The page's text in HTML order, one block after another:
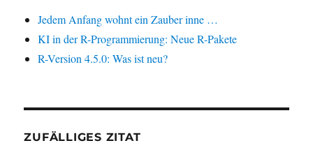
Jedem Anfang wohnt ein Zauber inne …
KI in der R-Programmierung: Neue R-Pakete
R-Version 4.5.0: Was ist neu?
ZUFÄLLIGES ZITAT